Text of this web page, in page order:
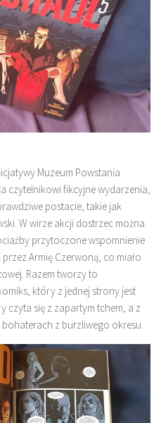
Muzeum Powstania
czytelnikowi fikcyjne wydarzenia,
postacie, takie jak
W wirze akcji dostrzec można
przytoczone wspomnienie
Armię Czerwoną, co miało
Razem tworzy to
który z jednej strony jest
czyta się z zapartym tchem, a z
z burzliwego okresu.